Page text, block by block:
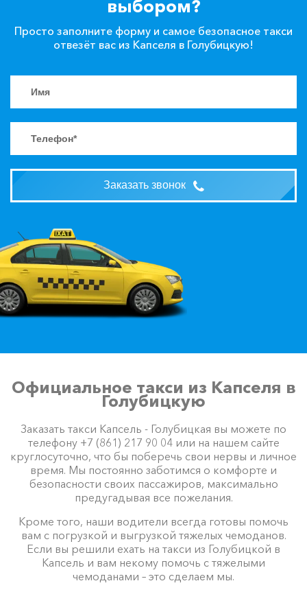
выбором?
Просто заполните форму и самое безопасное такси
отвезёт вас из Капселя в Голубицкую!
Заказать звонок
Официальное такси из Капселя в
Голубицкую
Заказать такси Капсель - Голубицкая вы можете по
телефону +7 (861) 217 90 04 или на нашем сайте
круглосуточно, что бы поберечь свои нервы и личное
время. Мы постоянно заботимся о комфорте и
безопасности своих пассажиров, максимально
предугадывая все пожелания.
Кроме того, наши водители всегда готовы помочь
вам с погрузкой и выгрузкой тяжелых чемоданов.
Если вы решили ехать на такси из Голубицкой в
Капсель и вам некому помочь с тяжелыми
чемоданами – это сделаем мы.